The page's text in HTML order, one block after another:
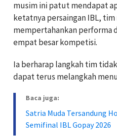
musim ini patut mendapat
ketatnya persaingan IBL,
mempertahankan performa
empat besar kompetisi.
Ia berharap langkah tim
dapat terus melangkah
Baca juga:
Satria Muda Tersandung
Semifinal IBL Gopay 2026